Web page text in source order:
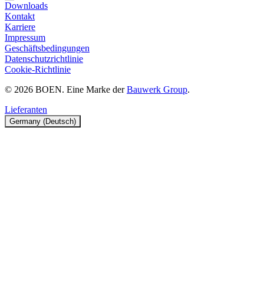
Downloads
Kontakt
Karriere
Impressum
Geschäftsbedingungen
Datenschutzrichtlinie
Cookie-Richtlinie
© 2026 BOEN. Eine Marke derBauwerk Group.
Lieferanten
Germany (Deutsch)